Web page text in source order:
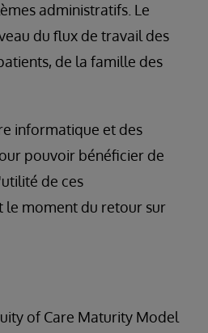
administratifs. Le
du flux de travail des
de la famille des
informatique et des
pouvoir bénéficier de
de ces
le moment du retour sur
of Care Maturity Model